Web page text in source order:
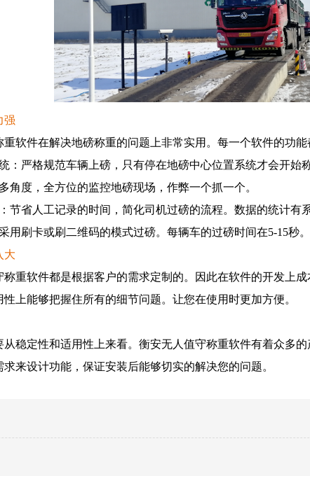
强
件在解决地磅称重的问题上非常实用。每一个软件的功能
严格规范车辆上磅，只有停在地磅中心位置系统才会开始称
度，全方位的监控地磅现场，作弊一个抓一个。
省人工记录的时间，简化司机过磅的流程。数据的统计有
刷卡或刷二维码的模式过磅。每辆车的过磅时间在5-15秒。
大
软件都是根据客户的需求定制的。因此在软件的开发上成
上能够把握住所有的细节问题。让您在使用时更加方便。
定性和适用性上来看。衡安无人值守称重软件有着众多的
来设计功能，保证安装后能够切实的解决您的问题。